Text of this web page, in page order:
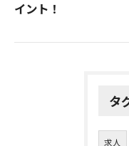
イント！
タ
求人